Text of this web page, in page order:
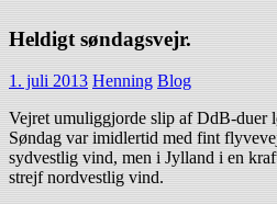
Heldigt søndagsvejr.
1. juli 2013 Henning Blog
Vejret umuliggjorde slip af DdB-duer
Søndag var imidlertid med fint
sydvestlig vind, men i Jylland i en
strejf nordvestlig vind.